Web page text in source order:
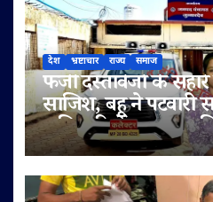
देश भ्रष्टाचार राज्य समाज
फर्जी दस्तावेजों के
साजिश, बहू ने पटवारी
अधिकारियों पर लगाए
आरोप